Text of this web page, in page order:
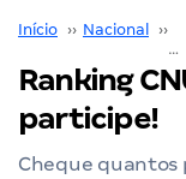
Início ›› Nacional ››
Ranking
participe!
Cheque quantos